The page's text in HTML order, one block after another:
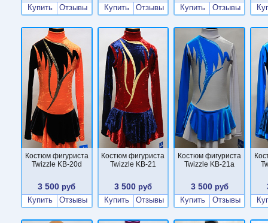
Купить
Отзывы
Купить
Отзывы
Купить
Отзывы
Костюм фигуриста
Twizzle KB-20d
3 500 руб
Купить
Отзывы
Костюм фигуриста
Twizzle KB-21
3 500 руб
Купить
Отзывы
Костюм фигуриста
Twizzle KB-21a
3 500руб
Купить
Отзывы